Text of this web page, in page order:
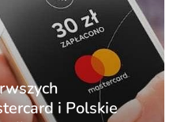
i Polskie